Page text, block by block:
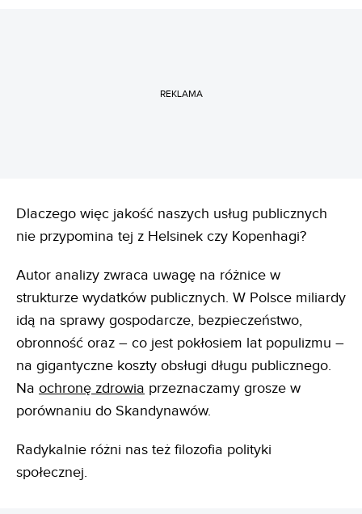
REKLAMA
Dlaczego więc jakość naszych usług publicznych
nie przypomina tej z Helsinek czy Kopenhagi?
Autor analizy zwraca uwagę na różnice w
strukturze wydatków publicznych. W Polsce miliardy
idą na sprawy gospodarcze, bezpieczeństwo,
obronność oraz – co jest pokłosiem lat populizmu –
na gigantyczne koszty obsługi długu publicznego.
Na ochronę zdrowia przeznaczamy grosze w
porównaniu do Skandynawów.
Radykalnie różni nas też filozofia polityki
społecznej.